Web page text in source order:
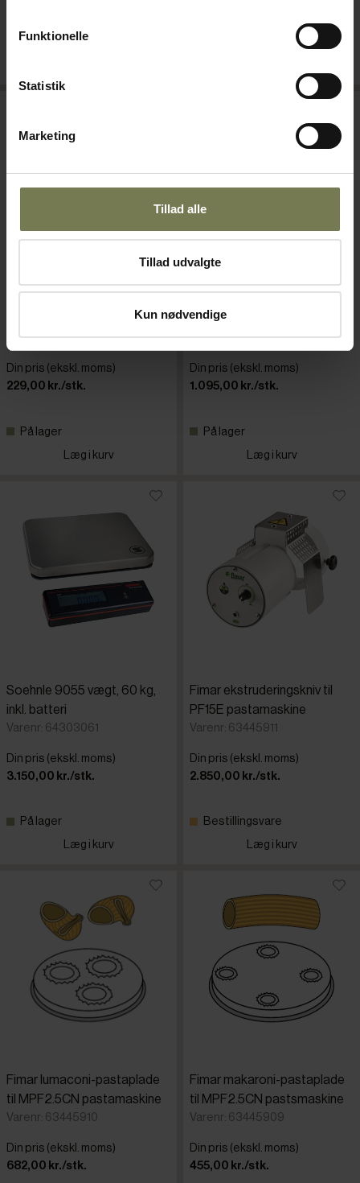
Funktionelle
Statistik
Marketing
Tillad alle
Tillad udvalgte
Kun nødvendige
På lager
Varenr: 64304010
Din pris (ekskl. moms)
229,00 kr./stk.
På lager
Læg i kurv
hængevægt, 100 kg
Varenr: 64013018
Din pris (ekskl. moms)
1.095,00 kr./stk.
På lager
Læg i kurv
Soehnle 9055 vægt, 60 kg,
inkl. batteri
Varenr: 64303061
Din pris (ekskl. moms)
3.150,00 kr./stk.
På lager
Læg i kurv
Fimar ekstruderingskniv til
PF15E pastamaskine
Varenr: 63445911
Din pris (ekskl. moms)
2.850,00 kr./stk.
Bestillingsvare
Læg i kurv
Fimar lumaconi-pastaplade
til MPF2.5CN pastamaskine
Varenr: 63445910
Din pris (ekskl. moms)
682,00 kr./stk.
Fimar makaroni-pastaplade
til MPF2.5CN pastsmaskine
Varenr: 63445909
Din pris (ekskl. moms)
455,00 kr./stk.